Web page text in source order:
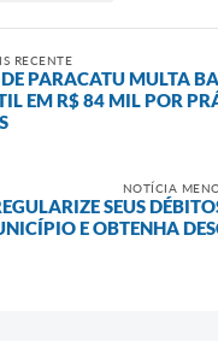
RECENTE
PARACATU MULTA
EM R$ 84 MIL POR
NOTÍCIA
SEUS
E OBTENHA